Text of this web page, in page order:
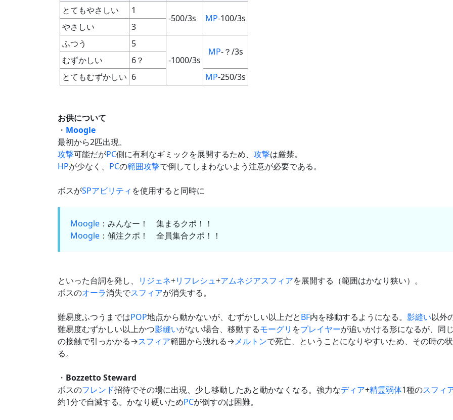
とてもやさしい
1
-500/3s MP-100/3s
やさしい
3
ふつう
5
-1000/3s
MP-？/3s
むずかしい
6？
とてもむずかしい 6 MP-250/3s
お供について
・ Moogle
最初から2匹出現。
攻撃可能だがPC側に有利なギミックを展開するため、 攻撃は厳禁。
HPが少なく、 PCの範囲攻撃で倒してしまわないよう注意が必要である。
ボスがSPアビリティ を使用すると同時に
Moogle ：みんなー！ 集まるクポ！！
Moogle ：傾注クポ！ 全員集合クポ！！
といった台詞を発し、 リジェネ+リフレシュ+アムネジアスフィアを展開する（範囲はかなり狭い）。
ボスのオーラ消失でスフィアが消失する。
難易度ふつうまではPOP地点から動かないが、むずかしい以上だとBF内を移動するようになる。 影縫い以外
難易度むずかしい以上かつ影縫いがない場合、移動するモーグリ をプレイヤーが追いかける形になるが、同
の接触で引っかかる→スフィア範囲から洩れる→メルトンで死亡、ということになりやすいため、その時の
る。
・ Bozzetto Steward
ボスのフレンド招待でその場に出現、少し移動したあと動かなくなる。強力なディア+精霊弱体1種のスフィ
約1分で自滅する。かなり硬いためPCが倒すのは困難。